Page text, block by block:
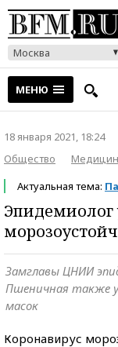
Москва
МЕНЮ
18 января 2021, 18:24
Общество
Актуальная тема:
Эпидемиолог
Замглавы ЦНИИ
Пшеничная также
масок
Коронавирус